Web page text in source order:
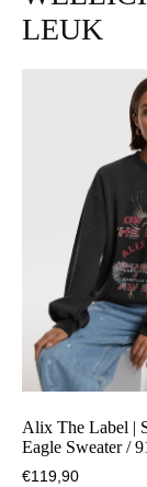
LEUK
Alix The Label |
Eagle Sweater /
€119,90